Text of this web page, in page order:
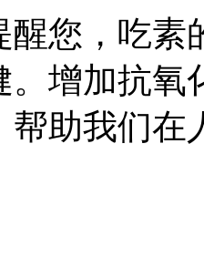
，吃素
。增加抗氧
帮助我们在